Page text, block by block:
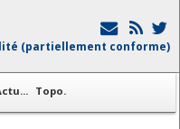
(partiellement conforme)
Topo.